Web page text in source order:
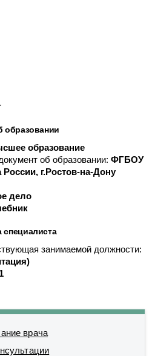
образовании
образование
об образовании: ФГБОУ
г.Ростов-на-Дону
дело
специалиста
занимаемой должности:
врача